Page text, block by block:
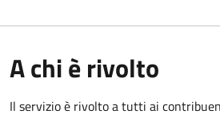
A chi è rivolto
Il servizio è rivolto a tutti ai